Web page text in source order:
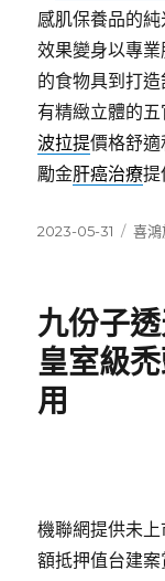
感肌保養品的
效果變身以專
的食物具到打
有精緻立體的
波拉提價格舒
勵金肝癌治療提
發
2023-05-31
分
喜
九份子
皇室級
用
機聯網提供未
額抵押值台建